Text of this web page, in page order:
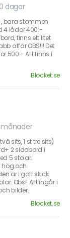
dagar
, bara stommen
4 lådor 400:-
finns ett litet
affär OBS!!! Det
500:- Allt finns i
Blocket.se
månader
sits, 1 st tre sits)
2 sidobord i
5 stolar.
hög och
är i gott skick.
Obs!! Allt ingår i
bilder.
Blocket.se